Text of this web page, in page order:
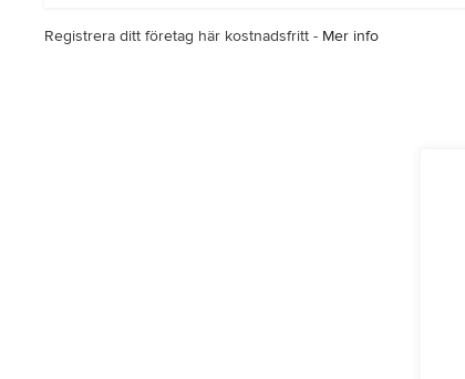
Registrera ditt företag här kostnadsfritt - Mer info